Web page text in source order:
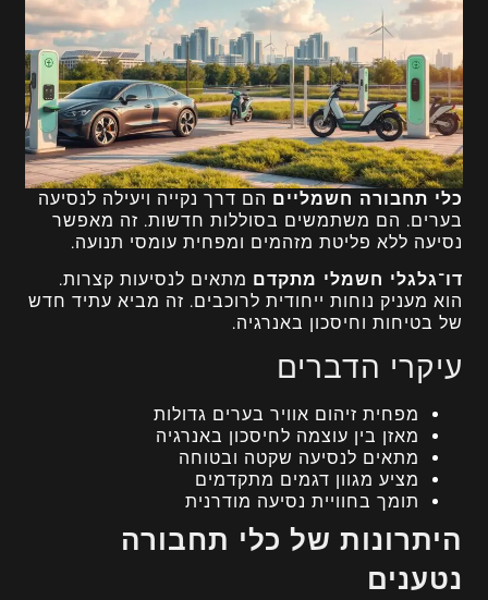
כלי תחבורה חשמליים הם דרך נקייה ויעילה לנסיעה
בערים. הם משתמשים בסוללות חדשות. זה מאפשר
נסיעה ללא פליטת מזהמים ומפחית עומסי תנועה.
דו־גלגלי חשמלי מתקדם מתאים לנסיעות קצרות.
הוא מעניק נוחות ייחודית לרוכבים. זה מביא עתיד חדש
של בטיחות וחיסכון באנרגיה.
עיקרי הדברים
מפחית זיהום אוויר בערים גדולות
מאזן בין עוצמה לחיסכון באנרגיה
מתאים לנסיעה שקטה ובטוחה
מציע מגוון דגמים מתקדמים
תומך בחוויית נסיעה מודרנית
היתרונות של כלי תחבורה
נטענים